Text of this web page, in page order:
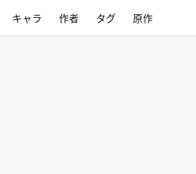
キャラ 作者 タグ 原作